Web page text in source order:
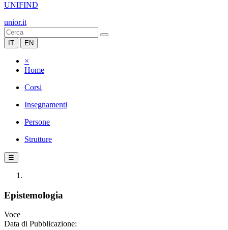
UNIFIND
unior.it
IT EN
×
Home
Corsi
Insegnamenti
Persone
Strutture
☰
Epistemologia
Voce
Data di Pubblicazione: